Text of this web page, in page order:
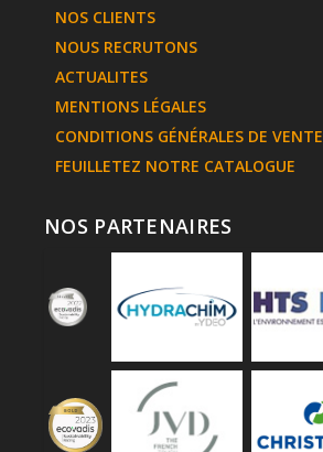
NOS CLIENTS
NOUS RECRUTONS
ACTUALITES
MENTIONS LÉGALES
CONDITIONS GÉNÉRALES DE VENTE
FEUILLETEZ NOTRE CATALOGUE
NOS PARTENAIRES